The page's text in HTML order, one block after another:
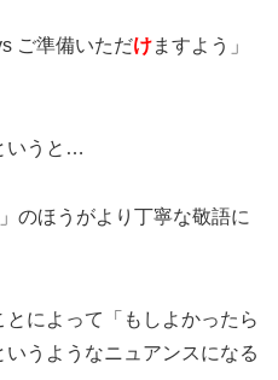
ご準備いただけますよう」
いうと…
のほうがより丁寧な敬語に
によって「もしよかったら
うようなニュアンスになる